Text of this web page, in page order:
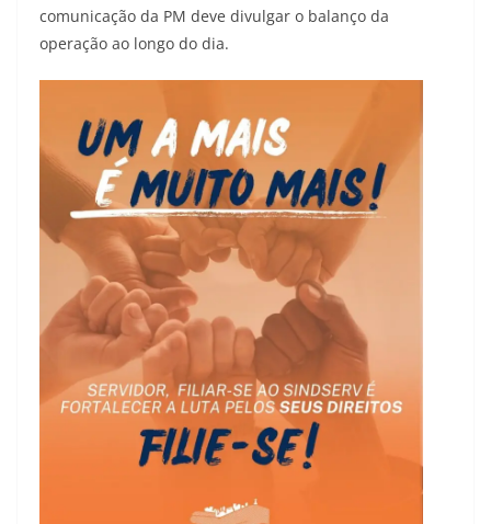
comunicação da PM deve divulgar o balanço da
operação ao longo do dia.